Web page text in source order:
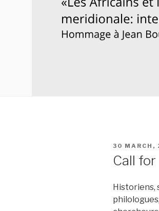
POSTED
30 MARCH,
Call
Historiens,